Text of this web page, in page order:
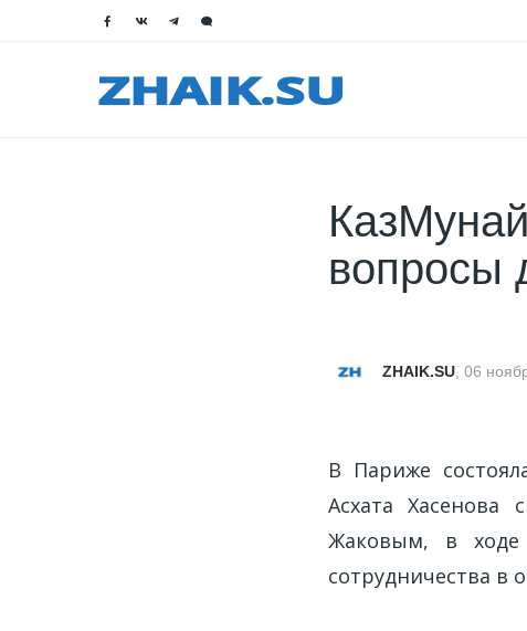
вопросы
ZHAIK.SU, 06
В Париже
Асхата
Жаковым, в ходе
сотрудничества в